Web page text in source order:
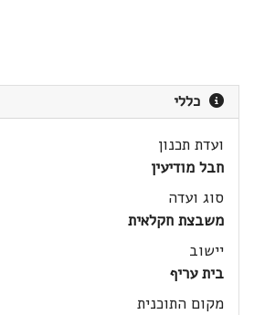
כללי
ועדת תכנון
חבל מודיעין
סוג ועדה
משבצת חקלאית
יישוב
בית עריף
מקום התוכנית